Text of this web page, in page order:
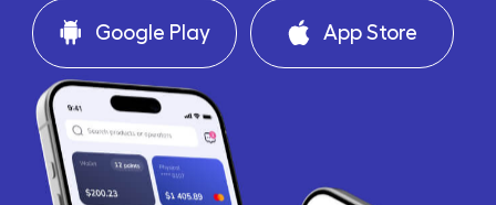
Google Play App Store